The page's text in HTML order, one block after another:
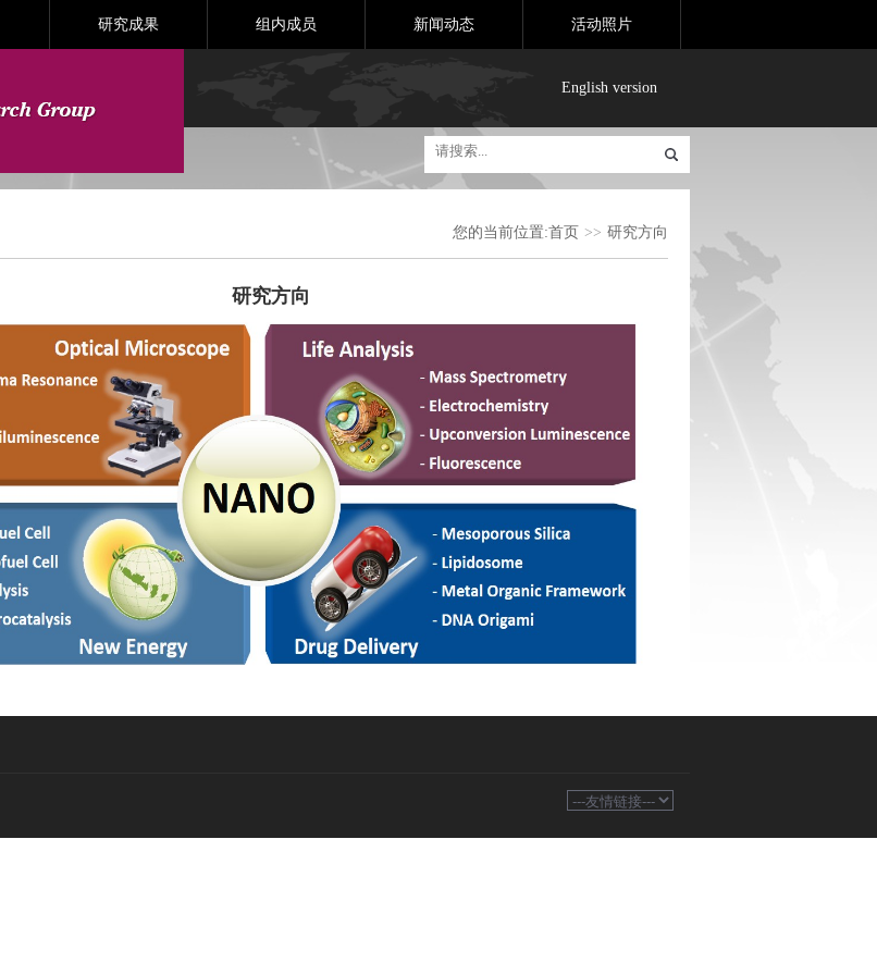
研究成果 组内成员 新闻动态 活动照片
English version
您的当前位置:首页 >> 研究方向
研究方向